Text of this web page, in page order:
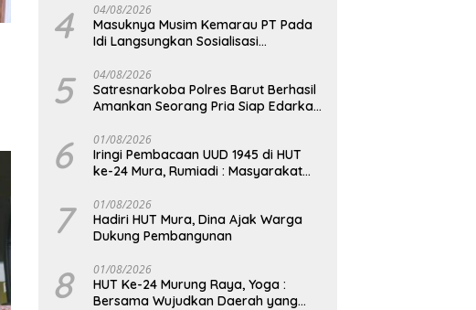
4 04/08/2026
Masuknya Musim Kemarau PT Pada
Idi Langsungkan Sosialisasi
5 04/08/2026
Satresnarkoba Polres Barut Berhasil
Amankan Seorang Pria Siap Edarkan
Gram
6 01/08/2026
Iringi Pembacaan UUD 1945 di HUT
ke-24 Mura, Rumiadi : Masyarakat
yang Lebih Besar
7 01/08/2026
Hadiri HUT Mura, Dina Ajak Warga
Dukung Pembangunan
8 01/08/2026
HUT Ke-24 Murung Raya, Yoga :
Bersama Wujudkan Daerah yang